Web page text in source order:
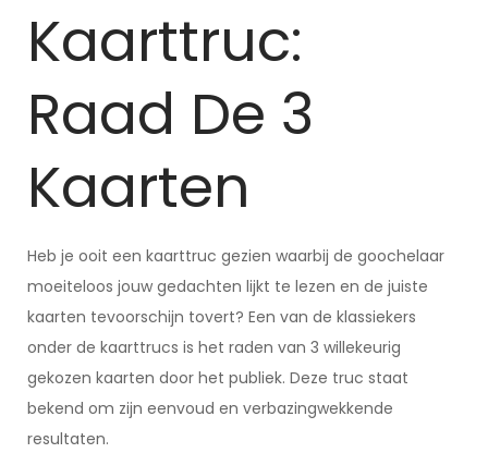
Kaarttruc:
Raad De 3
Kaarten
Heb je ooit een kaarttruc gezien waarbij de goochelaar
moeiteloos jouw gedachten lijkt te lezen en de juiste
kaarten tevoorschijn tovert? Een van de klassiekers
onder de kaarttrucs is het raden van 3 willekeurig
gekozen kaarten door het publiek. Deze truc staat
bekend om zijn eenvoud en verbazingwekkende
resultaten.